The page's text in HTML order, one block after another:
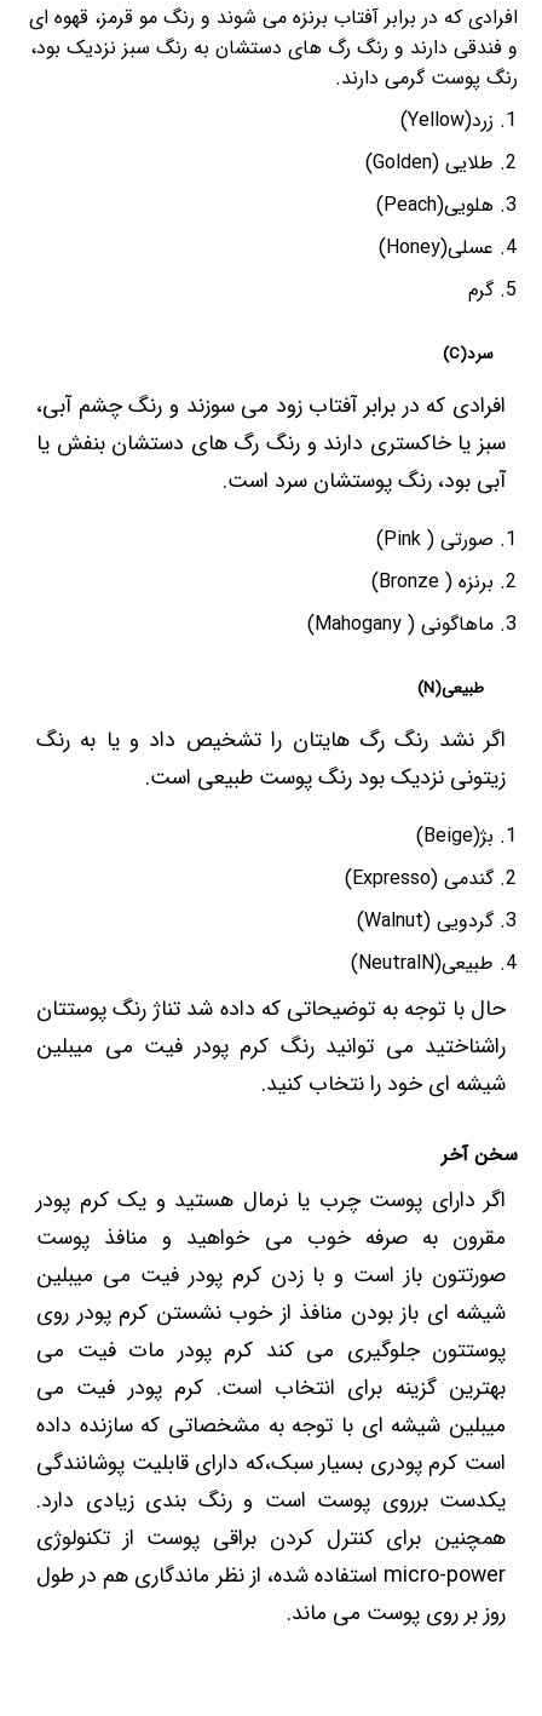
افرادی که در برابر آفتاب برنزه می شوند و رنگ مو قرمز، قهوه ای
و فندقی دارند و رنگ رگ های دستشان به رنگ سبز نزدیک بود،
رنگ پوست گرمی دارند.
زرد(Yellow)
طلایی (Golden)
هلویی(Peach)
عسلی(Honey)
گرم
سرد(C)
افرادی که در برابر آفتاب زود می سوزند و رنگ چشم آبی،
سبز یا خاکستری دارند و رنگ رگ های دستشان بنفش یا
آبی بود، رنگ پوستشان سرد است.
صورتی ( Pink)
برنزه ( Bronze)
ماهاگونی ( Mahogany)
طبیعی(N)
اگر نشد رنگ رگ هایتان را تشخیص داد و یا به رنگ
زیتونی نزدیک بود رنگ پوست طبیعی است.
بژ(Beige)
گندمی (Expresso)
گردویی (Walnut)
طبیعی(NeutralN)
حال با توجه به توضیحاتی که داده شد تناژ رنگ پوستتان
راشناختید می توانید رنگ کرم پودر فیت می میبلین
شیشه ای خود را نتخاب کنید.
سخن آخر
اگر دارای پوست چرب یا نرمال هستید و یک کرم پودر
مقرون به صرفه خوب می خواهید و منافذ پوست
صورتتون باز است و با زدن کرم پودر فیت می میبلین
شیشه ای باز بودن منافذ از خوب نشستن کرم پودر روی
پوستتون جلوگیری می کند کرم پودر مات فیت می
بهترین گزینه برای انتخاب است. کرم پودر فیت می
میبلین شیشه ای با توجه به مشخصاتی که سازنده داده
است کرم پودری بسیار سبک،که دارای قابلیت پوشانندگی
یکدست برروی پوست است و رنگ بندی زیادی دارد.
همچنین برای کنترل کردن براقی پوست از تکنولوژی
micro-power استفاده شده، از نظر ماندگاری هم در طول
روز بر روی پوست می ماند.